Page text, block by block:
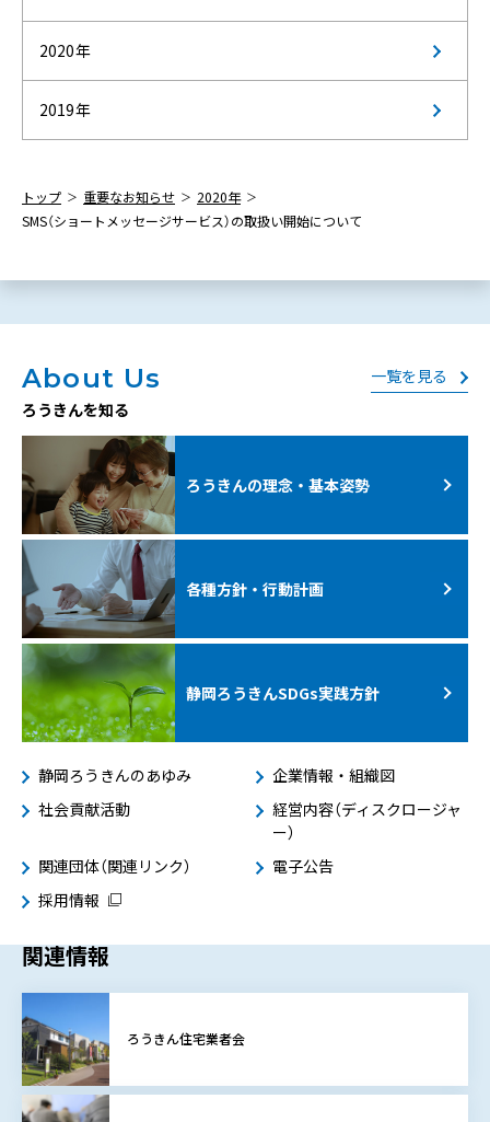
2020年
2019年
トップ 重要なお知らせ
2020年
SMS（ショートメッセージサービス）の取扱い開始について
About Us
ろうきんを知る
一覧を見る
ろうきんの理念・基本姿勢
各種方針・行動計画
静岡ろうきんSDGs実践方針
静岡ろうきんのあゆみ
企業情報・組織図
社会貢献活動
経営内容（ディスクロージャ
ー）
関連団体（関連リンク）
電子公告
採用情報
関連情報
ろうきん住宅業者会